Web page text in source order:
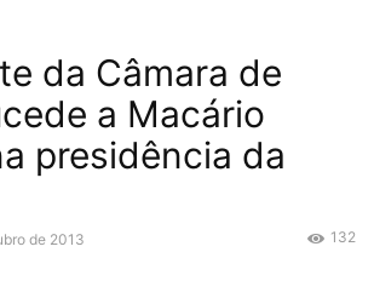
da Câmara de
a Macário
presidência da
de 2013 132